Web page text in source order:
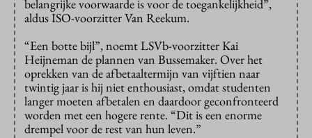
belangrijke voorwaarde is voor de toegankelijkheid”,
aldus ISO-voorzitter Van Reekum.
“Een botte bijl”, noemt LSVb-voorzitter Kai
Heijneman de plannen van Bussemaker. Over het
oprekken van de afbetaaltermijn van vijftien naar
twintig jaar is hij niet enthousiast, omdat studenten
langer moeten afbetalen en daardoor geconfronteerd
worden met een hogere rente. “Dit is een enorme
drempel voor de rest van hun leven.”